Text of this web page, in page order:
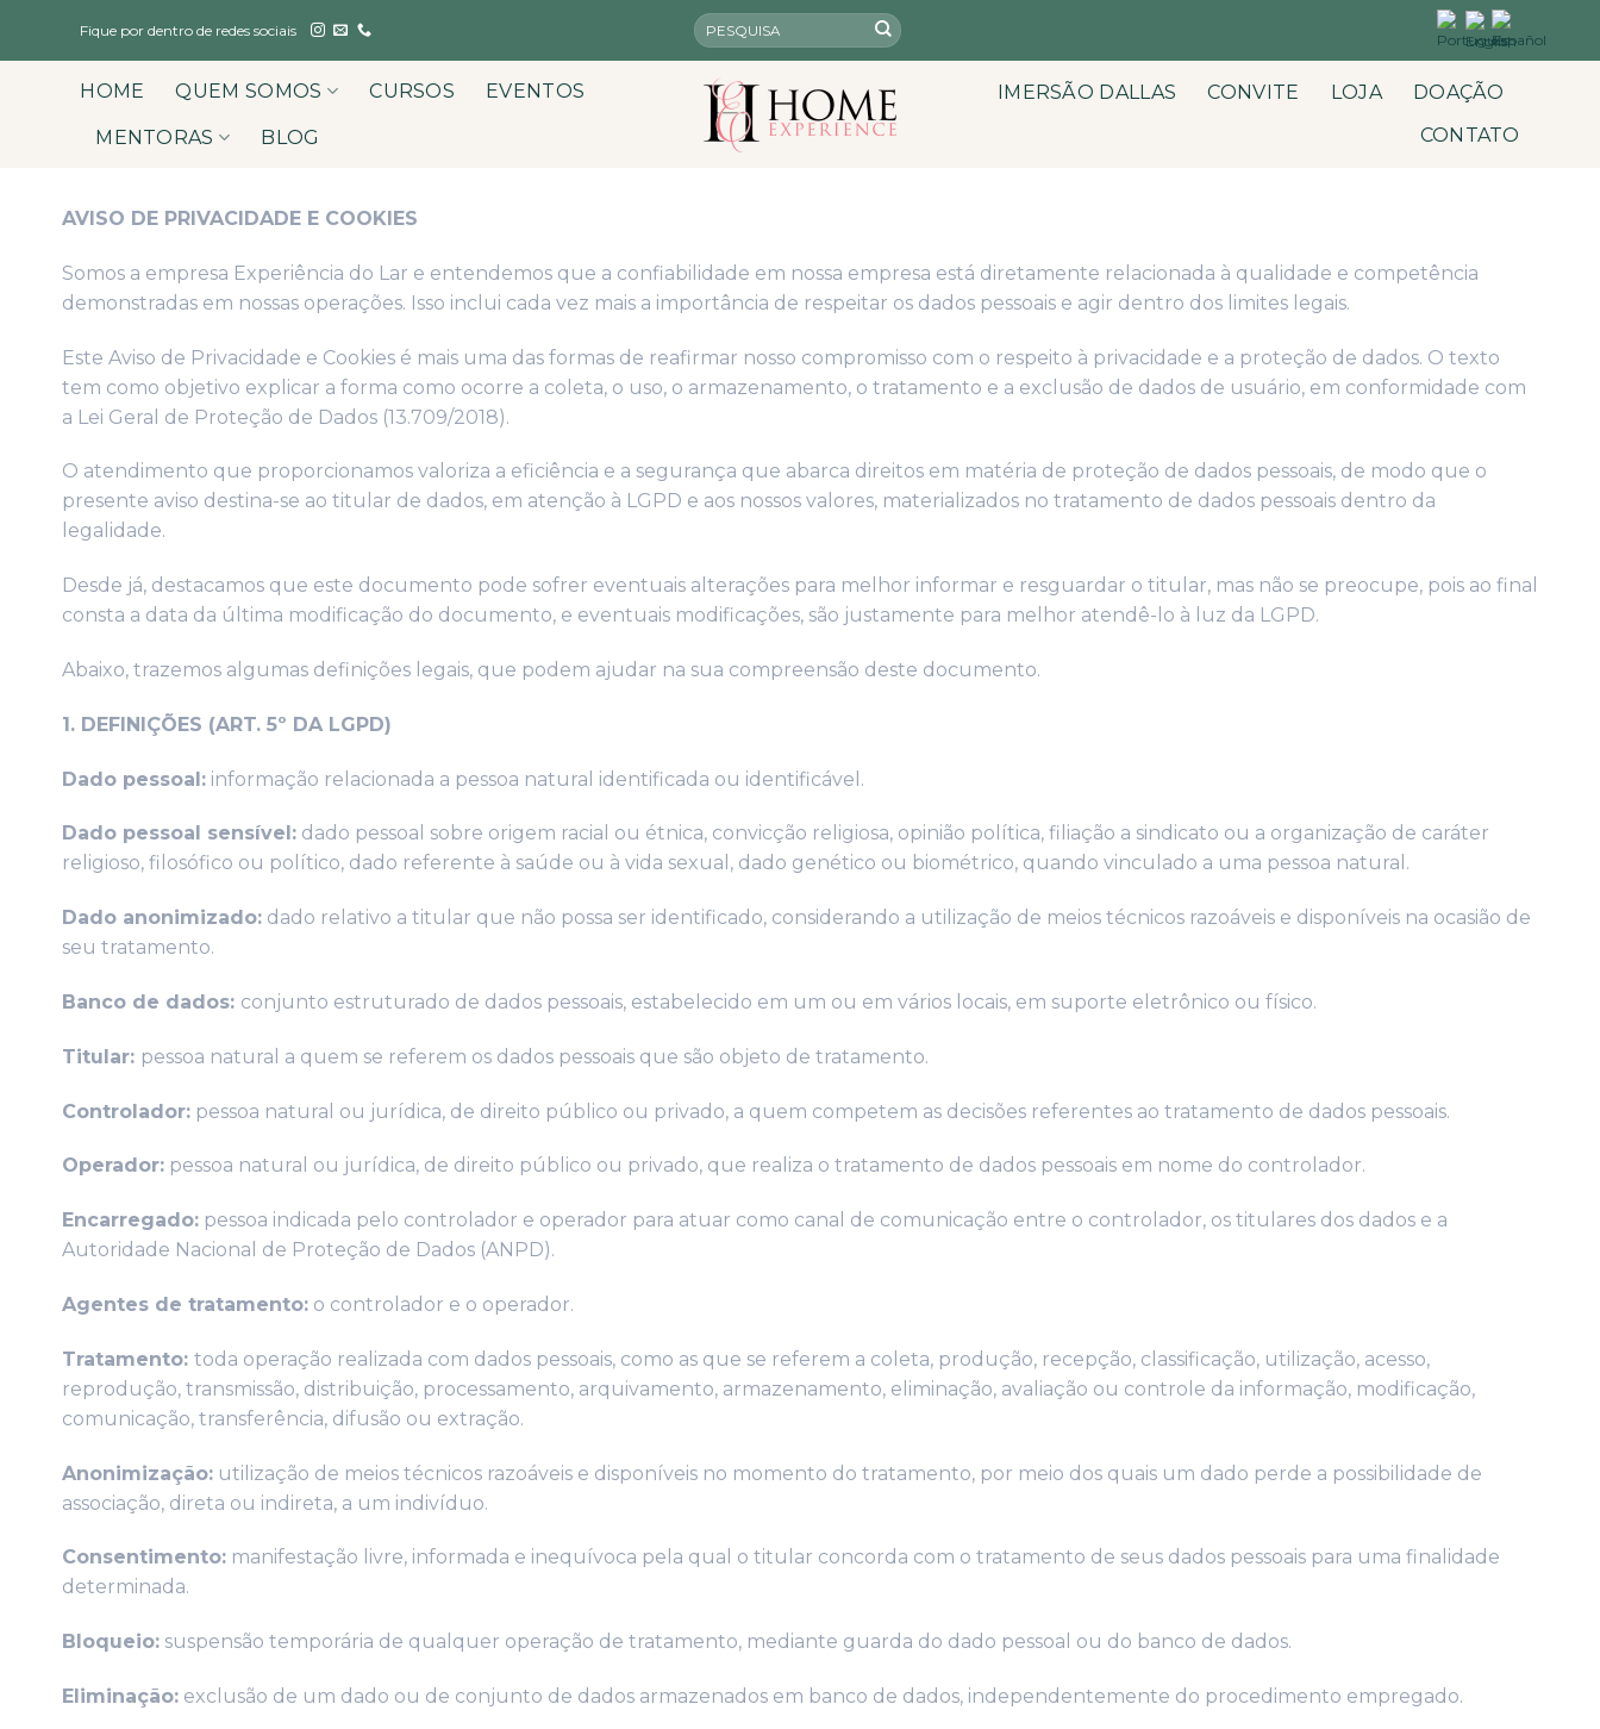
Fique por dentro de redes sociais
HOME QUEM SOMOS CURSOS EVENTOS
MENTORAS BLOG
IMERSÃO DALLAS CONVITE LOJA
DOAÇÃO
CONTATO
AVISO DE PRIVACIDADE E COOKIES
Somos a empresa Experiência do Lar e entendemos que a confiabilidade em nossa empresa está diretamente relacionada à qualidade e competência
demonstradas em nossas operações. Isso inclui cada vez mais a importância de respeitar os dados pessoais e agir dentro dos limites legais.
Este Aviso de Privacidade e Cookies é mais uma das formas de reafirmar nosso compromisso com o respeito à privacidade e a proteção de dados. O texto
tem como objetivo explicar a forma como ocorre a coleta, o uso, o armazenamento, o tratamento e a exclusão de dados de usuário, em conformidade com
a Lei Geral de Proteção de Dados (13.709/2018).
O atendimento que proporcionamos valoriza a eficiência e a segurança que abarca direitos em matéria de proteção de dados pessoais, de modo que o
presente aviso destina-se ao titular de dados, em atenção à LGPD e aos nossos valores, materializados no tratamento de dados pessoais dentro da
legalidade.
Desde já, destacamos que este documento pode sofrer eventuais alterações para melhor informar e resguardar o titular, mas não se preocupe, pois ao final
consta a data da última modificação do documento, e eventuais modificações, são justamente para melhor atendê-lo à luz da LGPD.
Abaixo, trazemos algumas definições legais, que podem ajudar na sua compreensão deste documento.
1. DEFINIÇÕES (ART. 5º DA LGPD)
Dado pessoal: informação relacionada a pessoa natural identificada ou identificável.
Dado pessoal sensível: dado pessoal sobre origem racial ou étnica, convicção religiosa, opinião política, filiação a sindicato ou a organização de caráter
religioso, filosófico ou político, dado referente à saúde ou à vida sexual, dado genético ou biométrico, quando vinculado a uma pessoa natural.
Dado anonimizado: dado relativo a titular que não possa ser identificado, considerando a utilização de meios técnicos razoáveis e disponíveis na ocasião de
seu tratamento.
Banco de dados: conjunto estruturado de dados pessoais, estabelecido em um ou em vários locais, em suporte eletrônico ou físico.
Titular: pessoa natural a quem se referem os dados pessoais que são objeto de tratamento.
Controlador: pessoa natural ou jurídica, de direito público ou privado, a quem competem as decisões referentes ao tratamento de dados pessoais.
Operador: pessoa natural ou jurídica, de direito público ou privado, que realiza o tratamento de dados pessoais em nome do controlador.
Encarregado: pessoa indicada pelo controlador e operador para atuar como canal de comunicação entre o controlador, os titulares dos dados e a
Autoridade Nacional de Proteção de Dados (ANPD).
Agentes de tratamento: o controlador e o operador.
Tratamento: toda operação realizada com dados pessoais, como as que se referem a coleta, produção, recepção, classificação, utilização, acesso,
reprodução, transmissão, distribuição, processamento, arquivamento, armazenamento, eliminação, avaliação ou controle da informação, modificação,
comunicação, transferência, difusão ou extração.
Anonimização: utilização de meios técnicos razoáveis e disponíveis no momento do tratamento, por meio dos quais um dado perde a possibilidade de
associação, direta ou indireta, a um indivíduo.
Consentimento: manifestação livre, informada e inequívoca pela qual o titular concorda com o tratamento de seus dados pessoais para uma finalidade
determinada.
Bloqueio: suspensão temporária de qualquer operação de tratamento, mediante guarda do dado pessoal ou do banco de dados.
Eliminação: exclusão de um dado ou de conjunto de dados armazenados em banco de dados, independentemente do procedimento empregado.